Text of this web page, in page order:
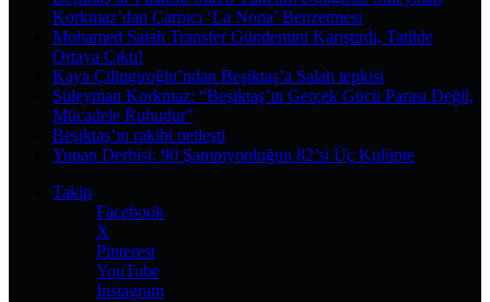
Korkmaz’dan Çarpıcı ‘La Nona’ Benzetmesi
Mohamed Salah Transfer Gündemini Karıştırdı, Tatilde
Ortaya Çıktı!
Kaya Çilingiroğlu’ndan Beşiktaş’a Salah tepkisi
Süleyman Korkmaz: “Beşiktaş’ın Gerçek Gücü Parası Değil,
Mücadele Ruhudur”
Beşiktaş’ın rakibi netleşti
Yunan Derbisi: 90 Şampiyonluğun 82’si Üç Kulüpte
Takip
Facebook
X
Pinterest
YouTube
Instagram